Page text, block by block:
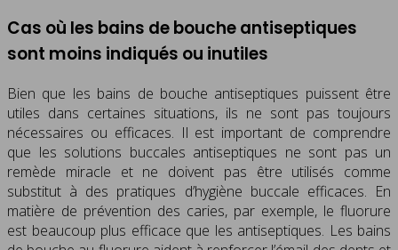
Cas où les bains de bouche antiseptiques
sont moins indiqués ou inutiles
Bien que les bains de bouche antiseptiques puissent être
utiles dans certaines situations, ils ne sont pas toujours
nécessaires ou efficaces. Il est important de comprendre
que les solutions buccales antiseptiques ne sont pas un
remède miracle et ne doivent pas être utilisés comme
substitut à des pratiques d’hygiène buccale efficaces. En
matière de prévention des caries, par exemple, le fluorure
est beaucoup plus efficace que les antiseptiques. Les bains